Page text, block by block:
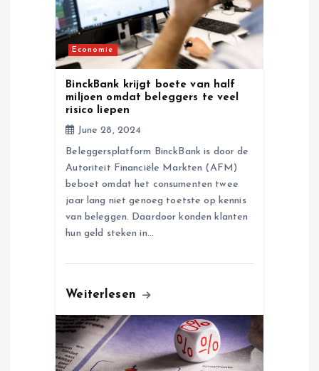
Economie
BinckBank krijgt boete van half
miljoen omdat beleggers te veel
risico liepen
June 28, 2024
Beleggersplatform BinckBank is door de
Autoriteit Financiële Markten (AFM)
beboet omdat het consumenten twee
jaar lang niet genoeg toetste op kennis
van beleggen. Daardoor konden klanten
hun geld steken in…
Weiterlesen